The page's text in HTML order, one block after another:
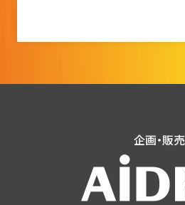
企画・販売